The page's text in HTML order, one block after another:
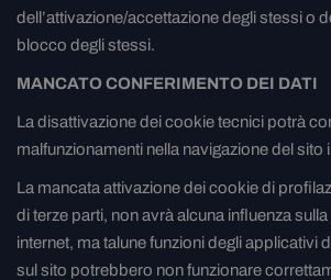
dell’attivazione/accettazione degli stessi o
blocco degli stessi.
MANCATO CONFERIMENTO DEI DATI
La disattivazione dei cookie tecnici potrà
malfunzionamenti nella navigazione del sito
La mancata attivazione dei cookie di
di terze parti, non avrà alcuna influenza
internet, ma talune funzioni degli applicativi
sul sito potrebbero non funzionare